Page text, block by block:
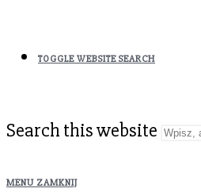
TOGGLE WEBSITE SEARCH
Search this website
MENU ZAMKNIJ